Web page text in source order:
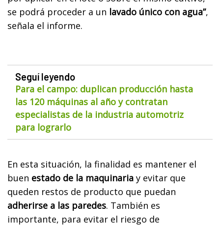
se podrá proceder a un lavado único con agua”,
señala el informe.
Seguí leyendo
Para el campo: duplican producción hasta
las 120 máquinas al año y contratan
especialistas de la industria automotriz
para lograrlo
En esta situación, la finalidad es mantener el
buen estado de la maquinaria y evitar que
queden restos de producto que puedan
adherirse a las paredes. También es
importante, para evitar el riesgo de